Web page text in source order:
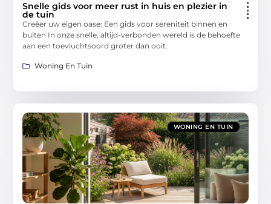
Snelle gids voor meer rust in huis en plezier in
de tuin
Creëer uw eigen oase: Een gids voor sereniteit binnen en
buiten In onze snelle, altijd-verbonden wereld is de behoefte
aan een toevluchtsoord groter dan ooit.
Woning En Tuin
WONING EN TUIN